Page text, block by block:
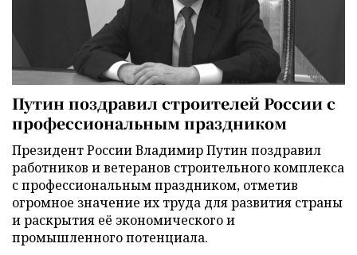
Путин поздравил строителей России с
профессиональным праздником
Президент России Владимир Путин поздравил
работников и ветеранов строительного комплекса
с профессиональным праздником, отметив
огромное значение их труда для развития страны
и раскрытия её экономического и
промышленного потенциала.